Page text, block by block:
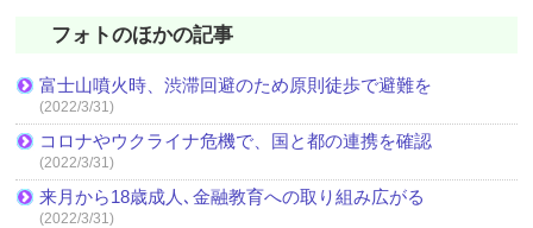
フォトのほかの記事
富士山噴火時、渋滞回避のため原則徒歩で避難を
(2022/3/31)
コロナやウクライナ危機で、国と都の連携を確認
(2022/3/31)
来月から18歳成人､金融教育への取り組み広がる
(2022/3/31)